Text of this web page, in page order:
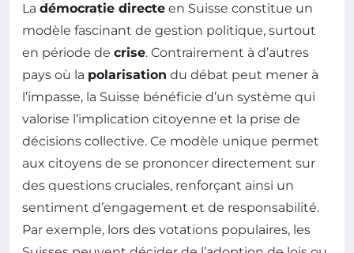
La démocratie directe en Suisse constitue un
modèle fascinant de gestion politique, surtout
en période de crise. Contrairement à d’autres
pays où la polarisation du débat peut mener à
l’impasse, la Suisse bénéficie d’un système qui
valorise l’implication citoyenne et la prise de
décisions collective. Ce modèle unique permet
aux citoyens de se prononcer directement sur
des questions cruciales, renforçant ainsi un
sentiment d’engagement et de responsabilité.
Par exemple, lors des votations populaires, les